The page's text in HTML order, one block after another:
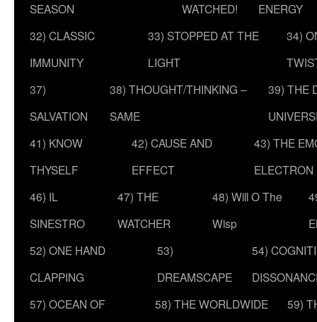
SEASON
WATCHED!
ENERGY
32) CLASSIC
IMMUNITY
33) STOPPED AT THE
LIGHT
34)
37)
SALVATION
38) THOUGHT/THINKING –
SAME
39) THE
41) KNOW
THYSELF
42) CAUSE AND
EFFECT
43) THE
ELECTRON
46) IL
SINESTRO
47) THE
WATCHER
48) Will O The
Wisp
52) ONE HAND
CLAPPING
53)
DREAMSCAPE
54)
57) OCEAN OF
58) THE WORLDWIDE
59)